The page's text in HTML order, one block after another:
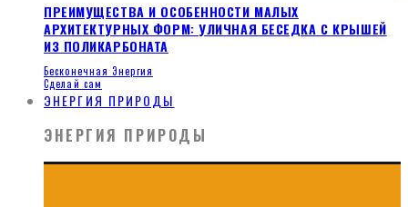
ПРЕИМУЩЕСТВА И ОСОБЕННОСТИ МАЛЫХ
АРХИТЕКТУРНЫХ ФОРМ: УЛИЧНАЯ БЕСЕДКА С КРЫШЕЙ
ИЗ ПОЛИКАРБОНАТА
Бесконечная Энергия
Сделай сам
ЭНЕРГИЯ ПРИРОДЫ
ЭНЕРГИЯ ПРИРОДЫ